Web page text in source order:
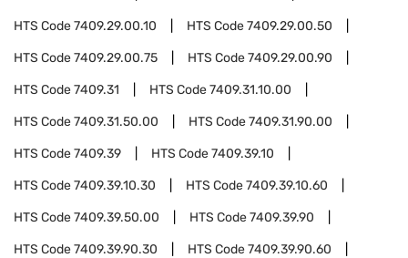
HTS Code7409.29.00.10 HTS Code7409.29.00.50
HTS Code7409.29.00.75 HTS Code7409.29.00.90
HTS Code7409.31 HTS Code7409.31.10.00
HTS Code7409.31.50.00 HTS Code7409.31.90.00
HTS Code7409.39 HTS Code7409.39.10
HTS Code7409.39.10.30 HTS Code7409.39.10.60
HTS Code7409.39.50.00 HTS Code7409.39.90
HTS Code7409.39.90.30 HTS Code7409.39.90.60